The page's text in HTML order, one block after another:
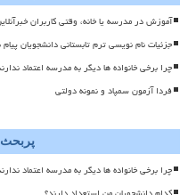
آموزش در مدرسه یا خانه، وقتی کاربران
جزئیات نام نویسی ترم تابستانی دانشجویان پیام
چرا برخی خانواده ها دیگر به مدرسه اعتماد
فردا آزمون سمپاد و نمونه دولتی
پربحث
چرا برخی خانواده ها دیگر به مدرسه اعتماد